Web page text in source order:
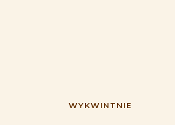
WYKWINTNIE